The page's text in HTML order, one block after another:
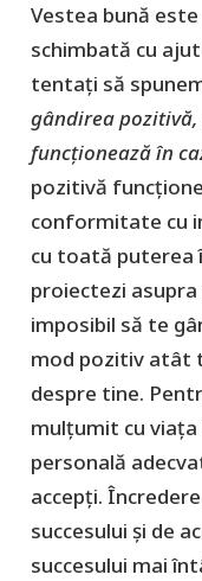
Vestea bună
schimbată cu
tentați să
gândirea
funcționează în
pozitivă
conformitate cu
cu toată puterea
proiectezi asupra
imposibil să te
mod pozitiv atât
despre tine.
mulțumit cu viața
personală
accepți.
succesului și de
succesului mai